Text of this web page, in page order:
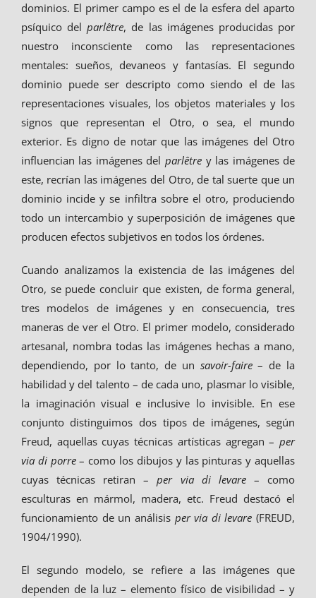
dominios. El primer campo es el de la esfera del aparto
psíquico delparlêtre, de las imágenes producidas por
nuestro inconsciente como las representaciones
mentales: sueños, devaneos y fantasías. El segundo
dominio puede ser descripto como siendo el de las
representaciones visuales, los objetos materiales y los
signos que representan el Otro, o sea, el mundo
exterior. Es digno de notar que las imágenes del Otro
influencian las imágenes del parlêtre y las imágenes de
este, recrían las imágenes del Otro, de tal suerte que un
dominio incide y se infiltra sobre el otro, produciendo
todo un intercambio y superposición de imágenes que
producen efectos subjetivos en todos los órdenes.
Cuando analizamos la existencia de las imágenes del
Otro, se puede concluir que existen, de forma general,
tres modelos de imágenes y en consecuencia, tres
maneras de ver el Otro. El primer modelo, considerado
artesanal, nombra todas las imágenes hechas a mano,
dependiendo, por lo tanto, de un savoir-faire– de la
habilidad y del talento – de cada uno, plasmar lo visible,
la imaginación visual e inclusive lo invisible. En ese
conjunto distinguimos dos tipos de imágenes, según
Freud, aquellas cuyas técnicas artísticas agregan –per
via di porre– como los dibujos y las pinturas y aquellas
cuyas técnicas retiran –per via di levare– como
esculturas en mármol, madera, etc. Freud destacó el
funcionamiento de un análisis per via di levare (FREUD,
1904/1990).
El segundo modelo, se refiere a las imágenes que
dependen de la luz – elemento físico de visibilidad – y